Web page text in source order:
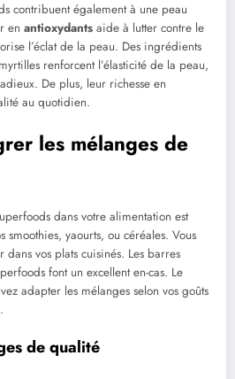
contribuent également à une peau
en antioxydants aide à lutter contre le
l’éclat de la peau. Des ingrédients
renforcent l’élasticité de la peau,
De plus, leur richesse en
au quotidien.
les mélanges de
dans votre alimentation est
smoothies, yaourts, ou céréales. Vous
dans vos plats cuisinés. Les barres
font un excellent en-cas. Le
adapter les mélanges selon vos goûts
de qualité